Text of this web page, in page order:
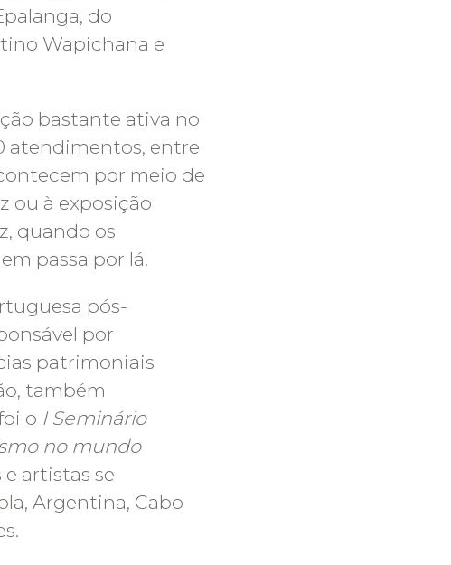
do
Wapichana e
bastante ativa no
atendimentos, entre
por meio de
ou à exposição
quando os
passa por lá.
pós-
por
patrimoniais
também
o I Seminário
no mundo
artistas se
Argentina, Cabo